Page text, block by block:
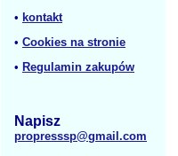
• kontakt
• Cookies na stronie
• Regulamin zakupów
Napisz
propresssp@gmail.com